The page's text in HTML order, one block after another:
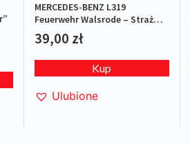
MERCEDES-BENZ L319
Feuerwehr Walsrode – Straż
pożarna
39,00 zł
Kup
Ulubione